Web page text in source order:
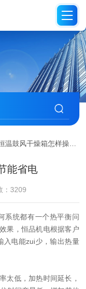
鼓风干燥箱怎样操作节能省电
能省电
：3209
系统都有一个热平衡问
果，恒品机电根据客户
入电能zui少，输出热量
太低，加热时间延长，